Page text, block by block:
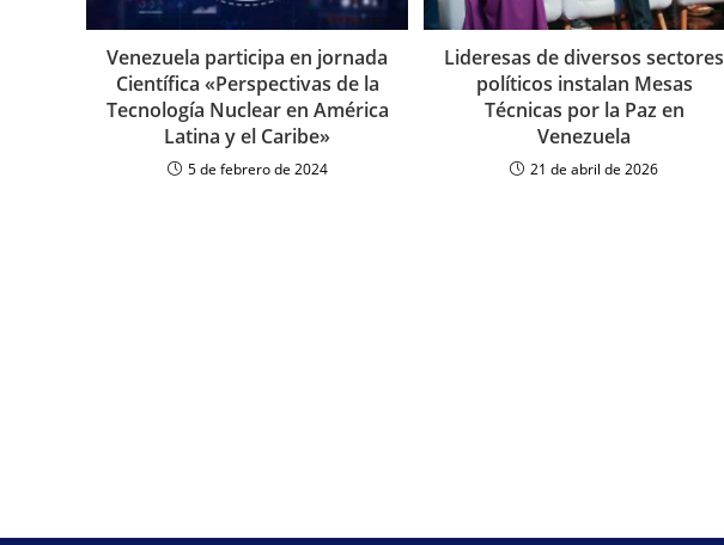
Venezuela participa en jornada
Científica «Perspectivas de la
Tecnología Nuclear en América
Latina y el Caribe»
5 de febrero de 2024
Lideresas de diversos sectores
políticos instalan Mesas
Técnicas por la Paz en
Venezuela
21 de abril de 2026